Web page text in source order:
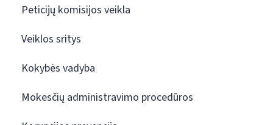
Peticijų komisijos veikla
Veiklos sritys
Kokybės vadyba
Mokesčių administravimo procedūros